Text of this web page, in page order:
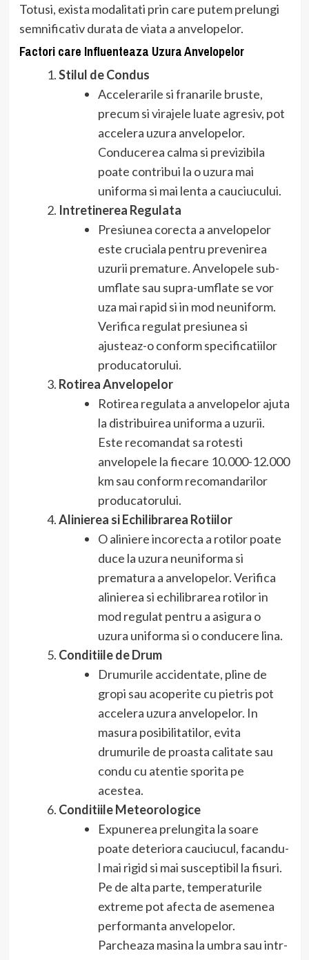
Totusi, exista modalitati prin care putem prelungi
semnificativ durata de viata a anvelopelor.
Factori care Influenteaza Uzura Anvelopelor
Stilul de Condus
Accelerarile si franarile bruste,
precum si virajele luate agresiv, pot
accelera uzura anvelopelor.
Conducerea calma si previzibila
poate contribui la o uzura mai
uniforma si mai lenta a cauciucului.
Intretinerea Regulata
Presiunea corecta a anvelopelor
este cruciala pentru prevenirea
uzurii premature. Anvelopele sub-
umflate sau supra-umflate se vor
uza mai rapid si in mod neuniform.
Verifica regulat presiunea si
ajusteaz-o conform specificatiilor
producatorului.
Rotirea Anvelopelor
Rotirea regulata a anvelopelor ajuta
la distribuirea uniforma a uzurii.
Este recomandat sa rotesti
anvelopele la fiecare 10.000-12.000
km sau conform recomandarilor
producatorului.
Alinierea si Echilibrarea Rotiilor
O aliniere incorecta a rotilor poate
duce la uzura neuniforma si
prematura a anvelopelor. Verifica
alinierea si echilibrarea rotilor in
mod regulat pentru a asigura o
uzura uniforma si o conducere lina.
Conditiile de Drum
Drumurile accidentate, pline de
gropi sau acoperite cu pietris pot
accelera uzura anvelopelor. In
masura posibilitatilor, evita
drumurile de proasta calitate sau
condu cu atentie sporita pe
acestea.
Conditiile Meteorologice
Expunerea prelungita la soare
poate deteriora cauciucul, facandu-
l mai rigid si mai susceptibil la fisuri.
Pe de alta parte, temperaturile
extreme pot afecta de asemenea
performanta anvelopelor.
Parcheaza masina la umbra sau intr-